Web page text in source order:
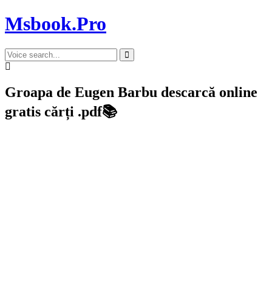
Msbook.Pro
Groapa de Eugen Barbu descarcă online
gratis cărți .pdf📚